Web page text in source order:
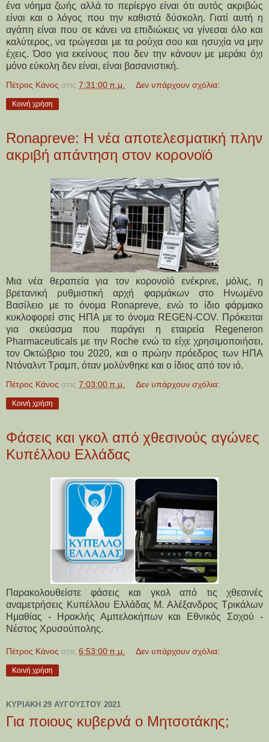
ένα νόημα ζωής αλλά το περίεργο είναι ότι αυτός ακριβώς
είναι και ο λόγος που την καθιστά δύσκολη. Γιατί αυτή η
αγάπη είναι που σε κάνει να επιδιώκεις να γίνεσαι όλο και
καλύτερος, να τρώγεσαι με τα ρούχα σου και ησυχία να μην
έχεις. Όσο για εκείνους που δεν την κάνουν με μεράκι όχι
μόνο εύκολη δεν είναι, είναι βασανιστική.
Πέτρος Κάνος στις 7:31:00 π.μ. Δεν υπάρχουν σχόλια:
Κοινή χρήση
Ronapreve: Η νέα αποτελεσματική πλην
ακριβή απάντηση στον κορονοϊό
Μια νέα θεραπεία για τον κορονοϊό ενέκρινε, μόλις, η
βρετανική ρυθμιστική αρχή φαρμάκων στο Ηνωμένο
Βασίλειο με το όνομα Ronapreve, ενώ το ίδιο φάρμακο
κυκλοφορεί στις ΗΠΑ με το όνομα REGEN-COV. Πρόκειται
για σκεύασμα που παράγει η εταιρεία Regeneron
Pharmaceuticals με την Roche ενώ το είχε χρησιμοποιήσει,
τον Οκτώβριο του 2020, και ο πρώην πρόεδρος των ΗΠΑ
Ντόναλντ Τραμπ, όταν μολύνθηκε και ο ίδιος από τον ιό.
Πέτρος Κάνος στις 7:03:00 π.μ. Δεν υπάρχουν σχόλια:
Κοινή χρήση
Φάσεις και γκολ από χθεσινούς αγώνες
Κυπέλλου Ελλάδας
Παρακολουθείστε φάσεις και γκολ από τις χθεσινές
αναμετρήσεις Κυπέλλου Ελλάδας Μ. Αλέξανδρος Τρικάλων
Ημαθίας - Ηρακλής Αμπελοκήπων και Εθνικός Σοχού -
Νέστος Χρυσούπολης.
Πέτρος Κάνος στις 6:53:00 π.μ. Δεν υπάρχουν σχόλια:
Κοινή χρήση
ΚΥΡΙΑΚΉ 29 ΑΥΓΟΎΣΤΟΥ 2021
Για ποιους κυβερνά ο Μητσοτάκης;